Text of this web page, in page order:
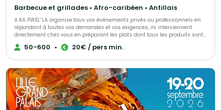
Barbecue et grillades • Afro-caribéen • Antillais
A KA PWEL' LA organise tous vos événements privés ou professionnels en
répondant à toutes vos demandes et vos exigences, ils interviennent
directement chez vous en préparant les plats dont tous les produits sont
frais et antillais. Tout est personnalisable et ajustable selon vos envies.
50-600 • 20€ / pers min.